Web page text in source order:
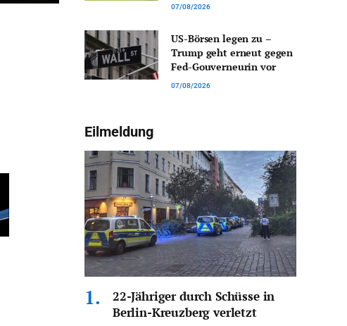
07/08/2026
US-Börsen legen zu –
Trump geht erneut gegen
Fed-Gouverneurin vor
07/08/2026
Eilmeldung
22-Jähriger durch Schüsse in
Berlin-Kreuzberg verletzt